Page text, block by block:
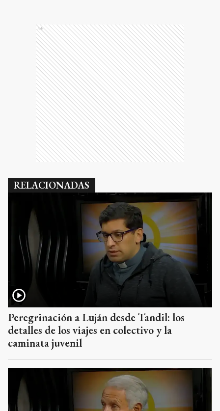
Ads
RELACIONADAS
Peregrinación a Luján desde Tandil: los
detalles de los viajes en colectivo y la
caminata juvenil